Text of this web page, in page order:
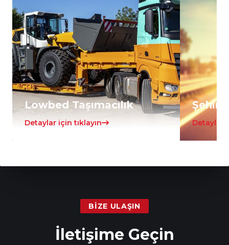
Lowbed Taşımacılık
Detaylar için tıklayın Detaylar
BIZE ULAŞIN
İletişime Geçin